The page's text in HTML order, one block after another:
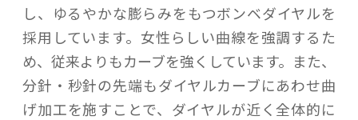
し、ゆるやかな膨らみをもつボンベダイヤルを
採用しています。女性らしい曲線を強調するた
め、従来よりもカーブを強くしています。また、
分針・秒針の先端もダイヤルカーブにあわせ曲
げ加工を施すことで、ダイヤルが近く全体的に